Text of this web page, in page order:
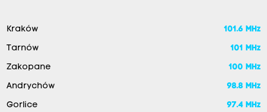
Kraków 101.6 MHz
Tarnów 101 MHz
Zakopane 100 MHz
Andrychów 98.8 MHz
Gorlice 97.4 MHz